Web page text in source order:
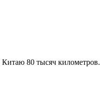
80 тысяч километров.